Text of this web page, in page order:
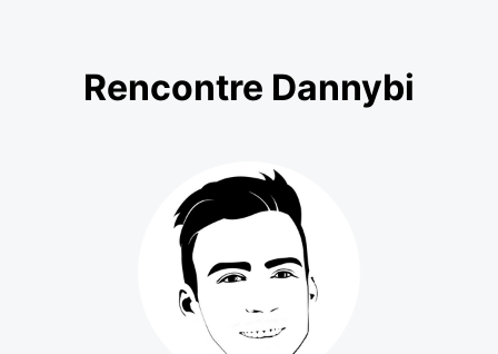
Rencontre Dannybi